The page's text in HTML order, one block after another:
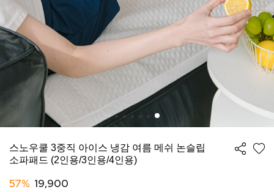
스노우쿨 3중직 아이스 냉감 여름 메쉬 논슬립
소파패드 (2인용/3인용/4인용)
57% 19,900